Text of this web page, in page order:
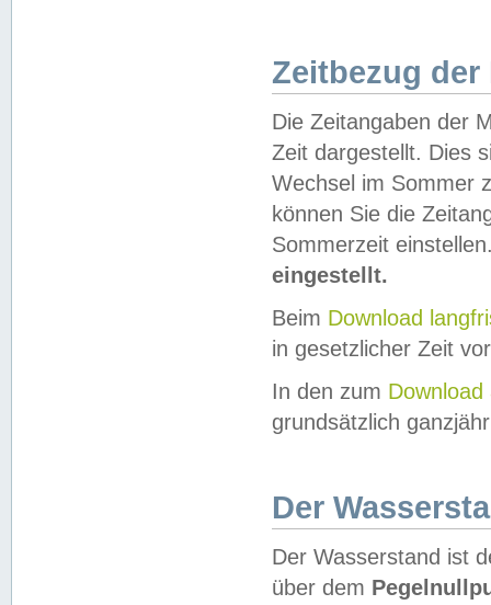
Zeitbezug der
Die Zeitangaben der
Zeit dargestellt. Dies
Wechsel im Sommer
können Sie die
Sommerzeit
eingestellt.
Beim Download
in gesetzlicher Zeit
In den zum Download
grundsätzlich
Der
Der Wasserstand ist
über dem